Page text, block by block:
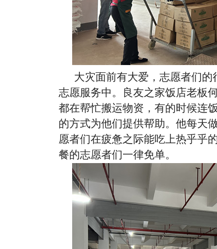
大灾面前有大爱，志愿者们
志愿服务中。良友之家饭店老板
都在帮忙搬运物资，有的时候连
的方式为他们提供帮助。他每天
愿者们在疲惫之际能吃上热乎乎
餐的志愿者们一律免单。